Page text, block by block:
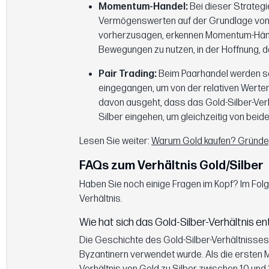
Momentum-Handel:Bei dieser
Vermögenswerten auf der Grundlage
vorherzusagen, erkennen Momentum-
Bewegungen zu nutzen, in der Hoffnung,
Pair Trading:Beim Paarhandel werden
eingegangen, um von der relativen
davon ausgeht, dass das Gold-Silber-
Silber eingehen, um gleichzeitig von
Lesen Sie weiter: Warum Gold kaufen?
FAQs zum Verhältnis Gold/Silber
Haben Sie noch einige Fragen im Kopf? Im
Verhältnis.
Wie hat sich das Gold-Silber-Verhältnis
Die Geschichte des Gold-Silber-
Byzantinern verwendet wurde. Als die ersten